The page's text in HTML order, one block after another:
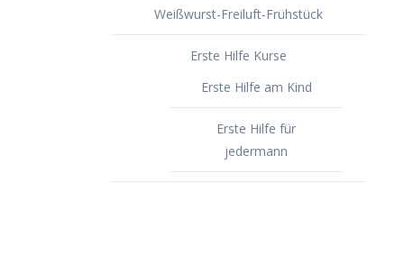
Weißwurst-Freiluft-Frühstück
Erste Hilfe Kurse
Erste Hilfe am Kind
Erste Hilfe für
jedermann